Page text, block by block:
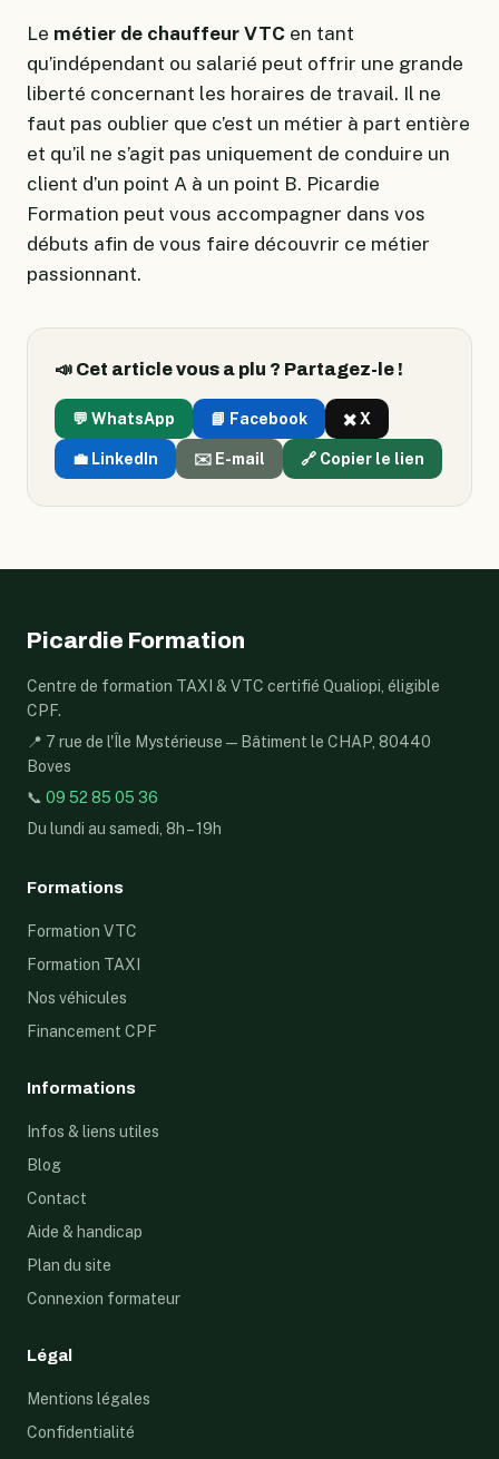
Le métier de chauffeur VTC en tant
qu’indépendant ou salarié peut offrir une grande
liberté concernant les horaires de travail. Il ne
faut pas oublier que c’est un métier à part entière
et qu’il ne s’agit pas uniquement de conduire un
client d’un point A à un point B. Picardie
Formation peut vous accompagner dans vos
débuts afin de vous faire découvrir ce métier
passionnant.
📣 Cet article vous a plu ? Partagez-le !
💬 WhatsApp 📘 Facebook ✖️ X
💼 LinkedIn ✉️ E-mail 🔗 Copier le lien
Picardie Formation
Centre de formation TAXI & VTC certifié Qualiopi, éligible
CPF.
📍 7 rue de l'Île Mystérieuse — Bâtiment le CHAP, 80440
Boves
📞 09 52 85 05 36
Du lundi au samedi, 8h – 19h
Formations
Formation VTC
Formation TAXI
Nos véhicules
Financement CPF
Informations
Infos & liens utiles
Blog
Contact
Aide & handicap
Plan du site
Connexion formateur
Légal
Mentions légales
Confidentialité